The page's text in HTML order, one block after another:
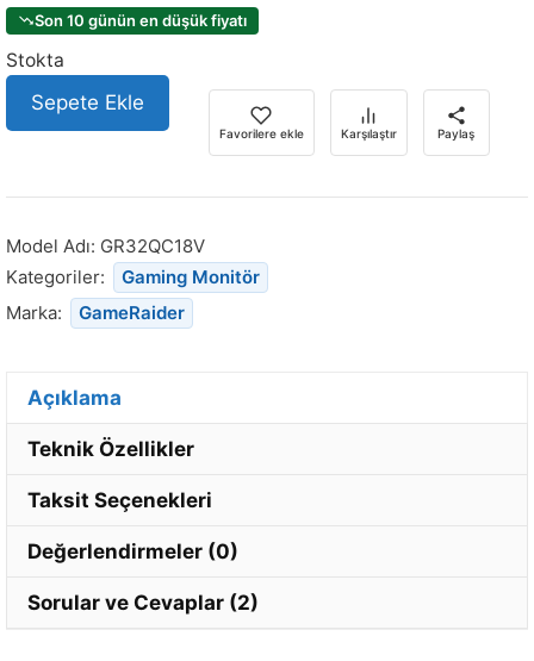
Son 10 günün en düşük fiyatı
Stokta
Sepete Ekle
Favorilere ekle Karşılaştır Paylaş
Model Adı: GR32QC18V
Kategoriler:
Gaming Monitör
Marka:
GameRaider
Açıklama
Teknik Özellikler
Taksit Seçenekleri
Değerlendirmeler (0)
Sorular ve Cevaplar (2)